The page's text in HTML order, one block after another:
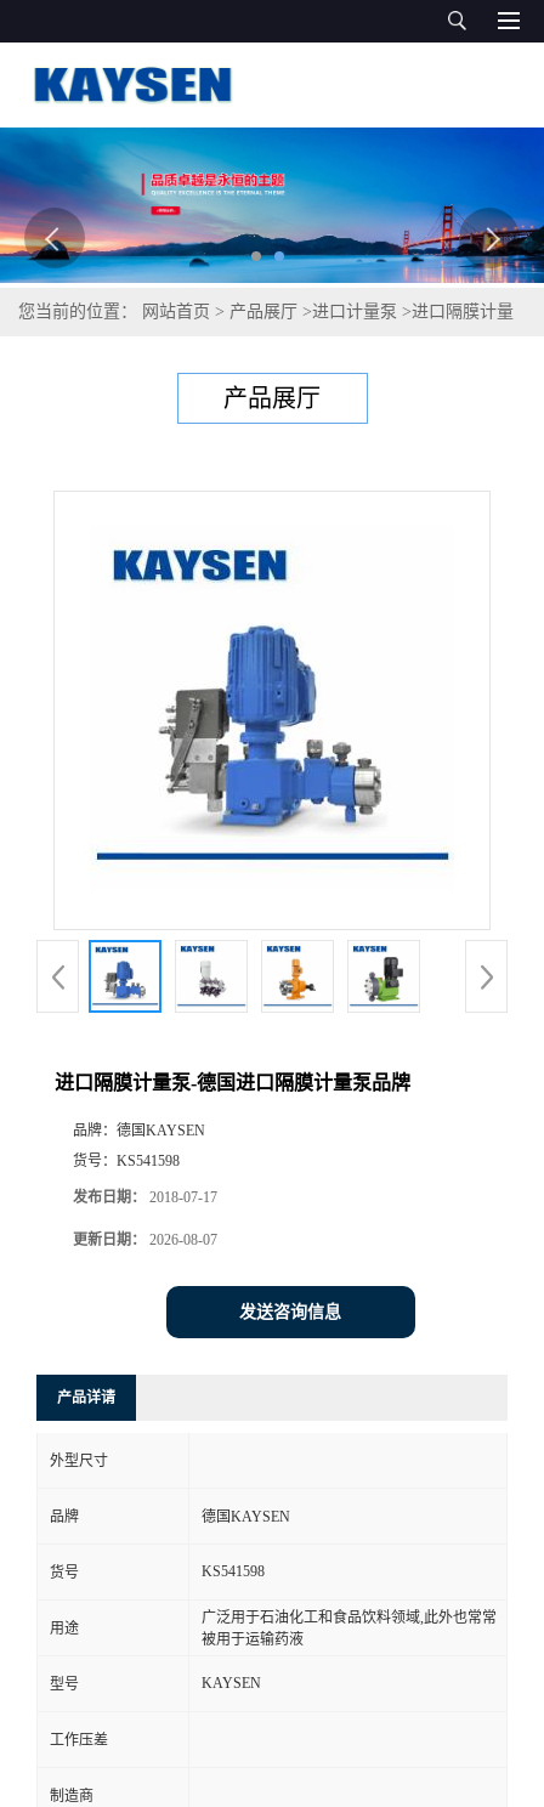
您当前的位置： 网站首页 > 产品展厅 >进口计量泵 >进口隔膜计量
产品展厅
进口隔膜计量泵-德国进口隔膜计量泵品牌
品牌： 德国KAYSEN
货号： KS541598
发布日期： 2018-07-17
更新日期： 2026-08-07
发送咨询信息
产品详请
外型尺寸
品牌 德国KAYSEN
货号 KS541598
用途
广泛用于石油化工和食品饮料领域,此外也常常
被用于运输药液
型号 KAYSEN
工作压差
制造商